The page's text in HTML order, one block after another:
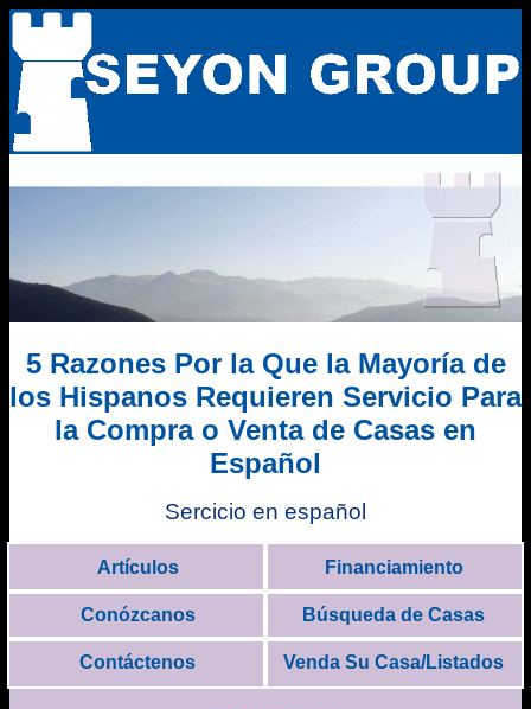
5 Razones Por la Que la Mayoría de
los Hispanos Requieren Servicio Para
la Compra o Venta de Casas en
Español
Sercicio en español
Artículos Financiamiento
Conózcanos Búsqueda de Casas
Contáctenos Venda Su Casa/Listados